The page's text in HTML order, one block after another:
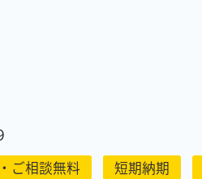
ご相談無料 短期納期